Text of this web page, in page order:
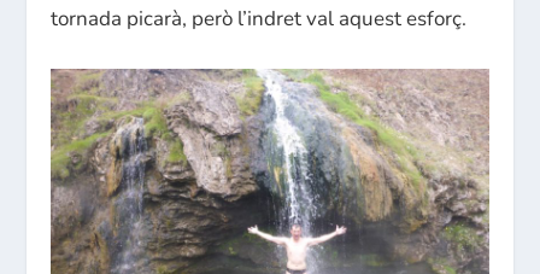
tornada picarà, però l’indret val aquest esforç.